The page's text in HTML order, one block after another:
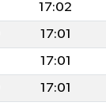
17:02
17:01
17:01
17:01